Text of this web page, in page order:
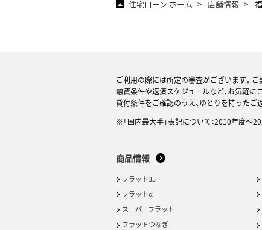
住宅ローン ホーム 店舗情報
ご利用の際には所定の審査がございます。
融資条件や返済スケジュールなど、お気軽に
貸付条件をご確認のうえ、ゆとりを持ったご
※「国内最大手」表記について：2010年度～
商品情報
フラット35
フラットα
スーパーフラット
フラットつなぎ